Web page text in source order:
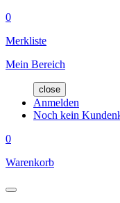
0
Merkliste
Mein Bereich
close
Anmelden
Noch kein
0
Warenkorb